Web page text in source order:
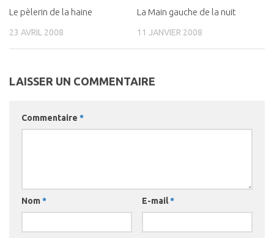
Le pèlerin de la haine
23 AVRIL 2008
La Main gauche de la nuit
11 JANVIER 2008
LAISSER UN COMMENTAIRE
Commentaire *
Nom * E-mail*